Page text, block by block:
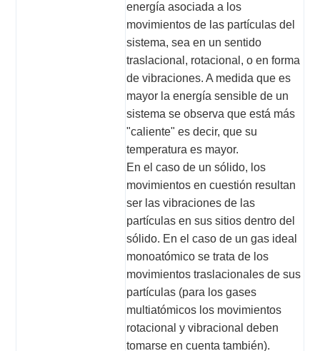
energía asociada a los
movimientos de las partículas del
sistema, sea en un sentido
traslacional, rotacional, o en forma
de vibraciones. A medida que es
mayor la energía sensible de un
sistema se observa que está más
"caliente" es decir, que su
temperatura es mayor.
En el caso de un sólido, los
movimientos en cuestión resultan
ser las vibraciones de las
partículas en sus sitios dentro del
sólido. En el caso de un gas ideal
monoatómico se trata de los
movimientos traslacionales de sus
partículas (para los gases
multiatómicos los movimientos
rotacional y vibracional deben
tomarse en cuenta también).